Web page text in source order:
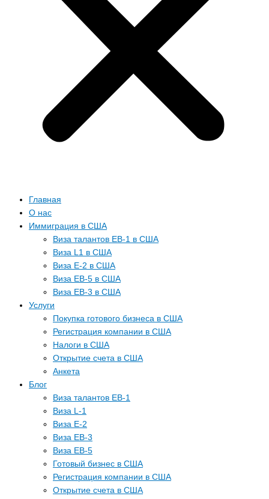
Главная
О нас
Иммиграция в США
Виза талантов EB-1 в США
Виза L1 в США
Виза E-2 в США
Виза EB-5 в США
Виза EB-3 в США
Услуги
Покупка готового бизнеса в США
Регистрация компании в США
Налоги в США
Открытие счета в США
Анкета
Блог
Виза талантов EB-1
Виза L-1
Виза E-2
Виза EB-3
Виза EB-5
Готовый бизнес в США
Регистрация компании в США
Открытие счета в США